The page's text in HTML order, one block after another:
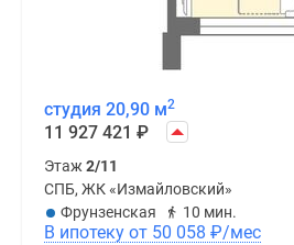
студия 20,90 м2
11 927 421 ₽
Этаж2/11
СПБ, ЖК «Измайловский»
Фрунзенская
10 мин.
В ипотеку от 50 058 ₽/мес